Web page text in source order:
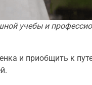
учебы и
и приобщить к